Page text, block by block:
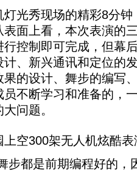
秀现场的精彩8分钟
面上看，本次表演的
控制即可完成，但幕
、新兴通讯和定位的
的设计、舞步的编写
不断学习和准备的，
问题。
300架无人机炫酷表
都是前期编程好的，